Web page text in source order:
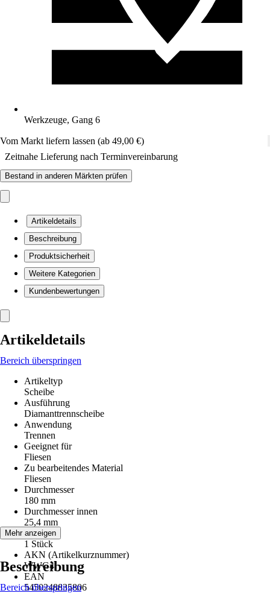
Werkzeuge, Gang 6
Vom Markt liefern lassen (ab 49,00 €)
Zeitnahe Lieferung nach Terminvereinbarung
Bestand in anderen Märkten prüfen
Artikeldetails
Beschreibung
Produktsicherheit
Weitere Kategorien
Kundenbewertungen
Artikeldetails
Bereich überspringen
Artikeltyp
Scheibe
Ausführung
Diamanttrennscheibe
Anwendung
Trennen
Geeignet für
Fliesen
Zu bearbeitendes Material
Fliesen
Durchmesser
180 mm
Durchmesser innen
25,4 mm
Inhalt
1 Stück
AKN (Artikelkurznummer)
WWG4
EAN
5450248835806
Mehr anzeigen
Beschreibung
Bereich überspringen